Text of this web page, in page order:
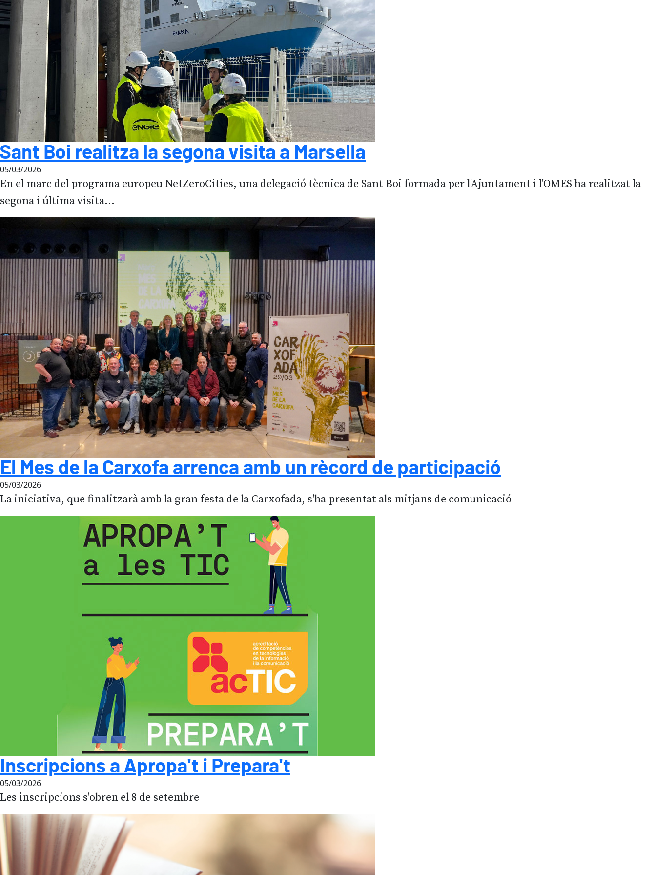
Sant Boi realitza la segona visita a Marsella
05/03/2026
En el marc del programa europeu NetZeroCities, una delegació tècnica de Sant Boi formada per l'Ajuntament i l'OMES ha realitzat la
segona i última visita...
El Mes de la Carxofa arrenca amb un rècord de participació
05/03/2026
La iniciativa, que finalitzarà amb la gran festa de la Carxofada, s'ha presentat als mitjans de comunicació
Inscripcions a Apropa't i Prepara't
05/03/2026
Les inscripcions s'obren el 8 de setembre